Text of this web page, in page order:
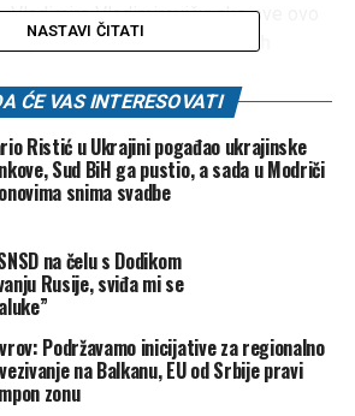
Vladimire Vladimiroviču: ako sve ovo
na nas ako se odmah
i NATO-ov odgovor
je nakon što je predsjednik Putin na
u Moskvi izjavio da se
države pokrenu sukob. Putin je
Rusiji” i da bi Evropa “trebala biti
Mark Rutte, odmah je reagovao,
spreman i voljan braniti sve svoje
NASTAVI ČITATI
ĆE VAS INTERESOVATI
Ristić u Ukrajini pogađao ukrajinske
Sud BiH ga pustio, a sada u Modriči
snima svadbe
na čelu s Dodikom
Rusije, sviđa mi se
Podržavamo inicijative za regionalno
na Balkanu, EU od Srbije pravi
zonu